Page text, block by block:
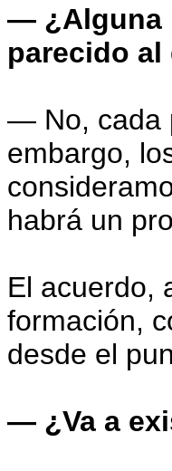
— ¿Alguna
parecido al
— No, cada
embargo,
habrá un
El acuerdo,
formación,
desde el
— ¿Va a